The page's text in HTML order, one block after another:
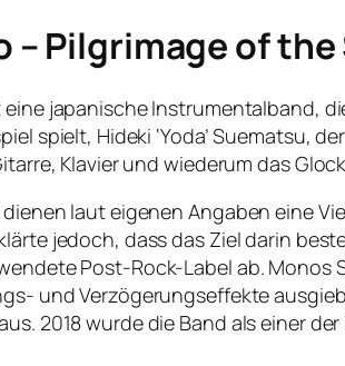
– Pilgrimage of the
eine japanische Instrumentalband,
spielt, Hideki ‘Yoda’ Suematsu,
Klavier und wiederum das
dienen laut eigenen Angaben eine
jedoch, dass das Ziel darin
Post-Rock-Label ab.
und Verzögerungseffekte
2018 wurde die Band als einer